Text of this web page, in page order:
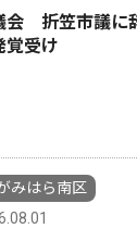
会 折笠市議に
覚受け
みはら南区